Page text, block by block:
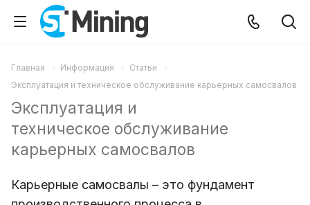
Главная Информация
Статьи
Эксплуатация и техническое обслуживание карьерных самосвалов
Эксплуатация и
техническое обслуживание
карьерных самосвалов
Карьерные самосвалы – это фундамент